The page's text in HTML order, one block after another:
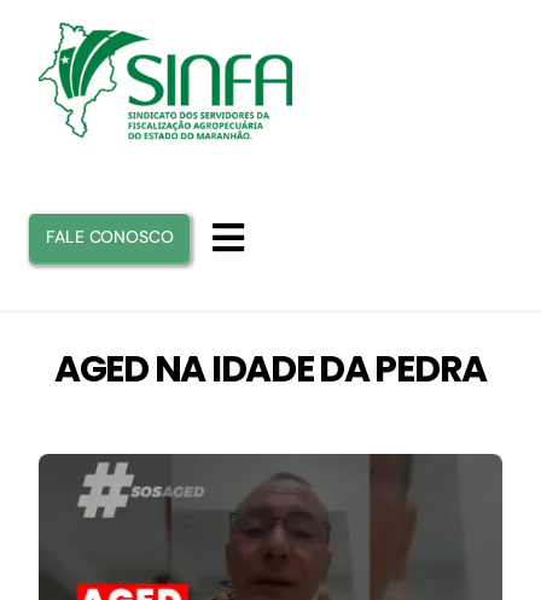
conteúdo
Toggle
ATUAÇÃO
BOLETIM INFORMATIVO
FALE CONOSCO
AGED NA IDADE DA PEDRA